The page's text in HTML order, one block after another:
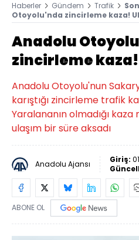
Haberler Gündem Trafik
Otoyolu'nda zincirleme kaza!
Anadolu
zincirleme kaza!
Anadolu Otoyolu'nun
karıştığı zincirleme trafik
Yaralananın olmadığı
ulaşım bir süre aksadı
Anadolu Ajansı Giriş:
ABONE OL